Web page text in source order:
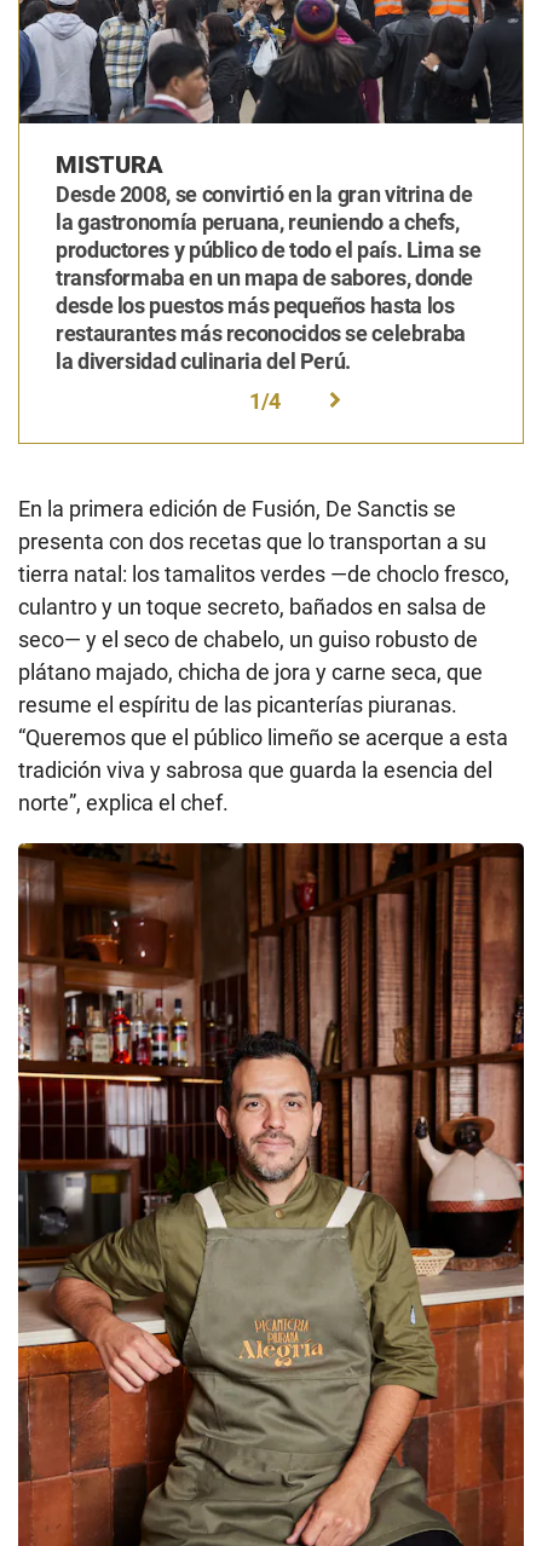
MISTURA
Desde 2008, se convirtió en la gran vitrina de
la gastronomía peruana, reuniendo a chefs,
productores y público de todo el país. Lima se
transformaba en un mapa de sabores, donde
desde los puestos más pequeños hasta los
restaurantes más reconocidos se celebraba
la diversidad culinaria del Perú.
1/4
En la primera edición de Fusión, De Sanctis se
presenta con dos recetas que lo transportan a su
tierra natal: los tamalitos verdes —de choclo fresco,
culantro y un toque secreto, bañados en salsa de
seco— y el seco de chabelo, un guiso robusto de
plátano majado, chicha de jora y carne seca, que
resume el espíritu de las picanterías piuranas.
“Queremos que el público limeño se acerque a esta
tradición viva y sabrosa que guarda la esencia del
norte”, explica el chef.